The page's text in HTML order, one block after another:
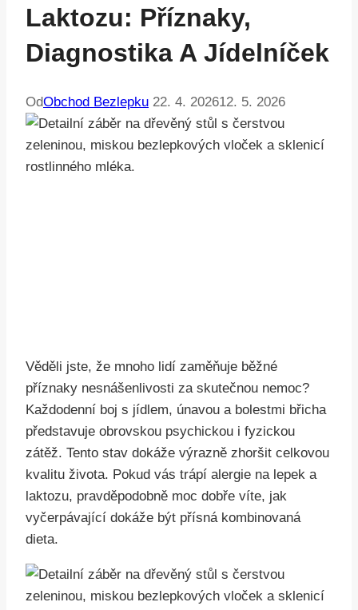
Laktozu: Příznaky,
Diagnostika A Jídelníček
OdObchod Bezlepku 22. 4. 202612. 5. 2026
Věděli jste, že mnoho lidí zaměňuje běžné
příznaky nesnášenlivosti za skutečnou nemoc?
Každodenní boj s jídlem, únavou a bolestmi břicha
představuje obrovskou psychickou i fyzickou
zátěž. Tento stav dokáže výrazně zhoršit celkovou
kvalitu života. Pokud vás trápí alergie na lepek a
laktozu, pravděpodobně moc dobře víte, jak
vyčerpávající dokáže být přísná kombinovaná
dieta.